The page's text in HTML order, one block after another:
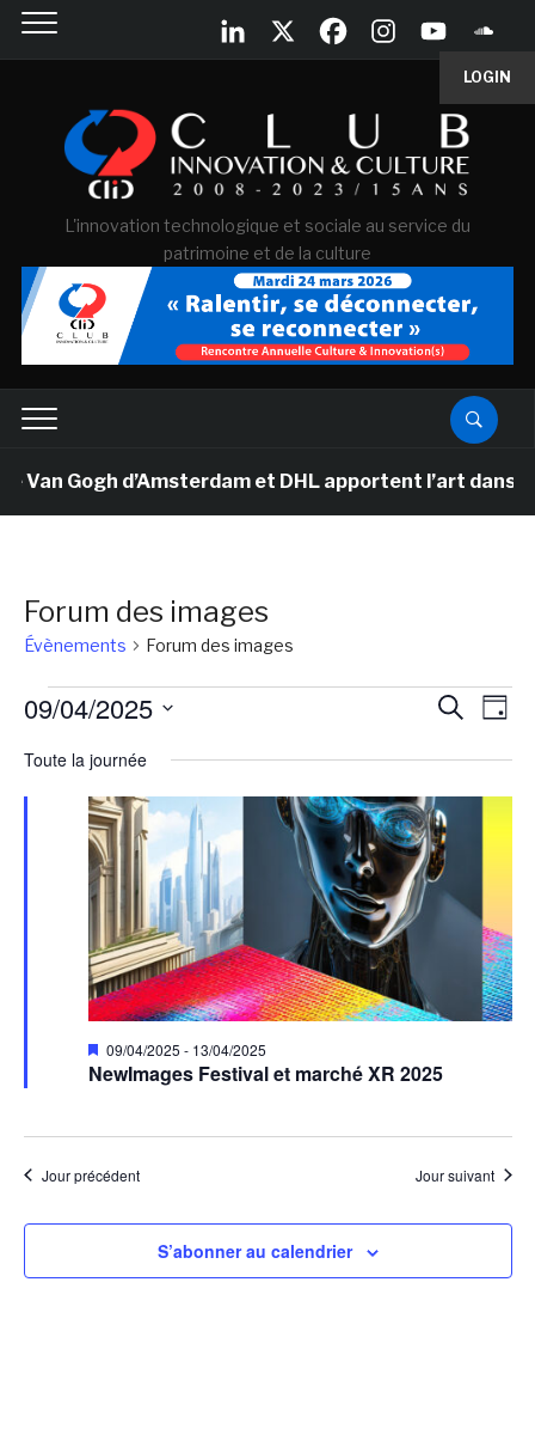
LOGIN
L'innovation technologique et sociale au service du
patrimoine et de la culture
Van Gogh d’Amsterdam et DHL apportent l’art dans
Forum des images
Évènements Forum des images
Évènements
for
09/04/2025
et
de
vues
Jour
09/04/2025
Toute la journée
NewImages Festival et marché XR 2025
Mis
en
avant
09/04/2025 - 13/04/2025
Jour précédent Jour suivant
S’abonner au calendrier